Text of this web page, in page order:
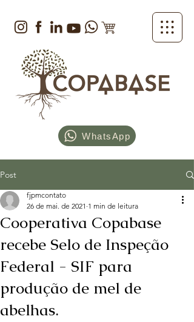
WhatsApp
Post
Cooperativa Copabase
recebe Selo de Inspeção
Federal - SIF para
produção de mel de
abelhas.
fjpmcontato
26 de mai. de 2021 1 min de leitura